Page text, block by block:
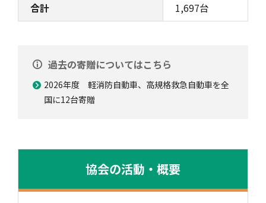
合計
1,697台
過去の寄贈についてはこちら
2026年度 軽消防自動車、高規格救急自動車を全
国に12台寄贈
協会の活動・概要